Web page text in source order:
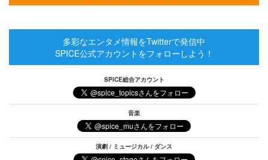
多彩なエンタメ情報をTwitterで発信中
SPICE公式アカウントをフォローしよう！
SPICE総合アカウント
音楽
演劇 / ミュージカル / ダンス